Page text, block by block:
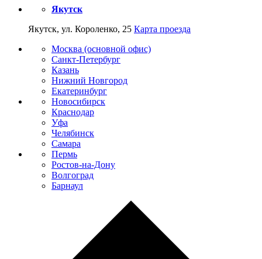
Якутск
Якутск, ул. Короленко, 25 Карта проезда
Москва (основной офис)
Санкт-Петербург
Казань
Нижний Новгород
Екатеринбург
Новосибирск
Краснодар
Уфа
Челябинск
Самара
Пермь
Ростов-на-Дону
Волгоград
Барнаул